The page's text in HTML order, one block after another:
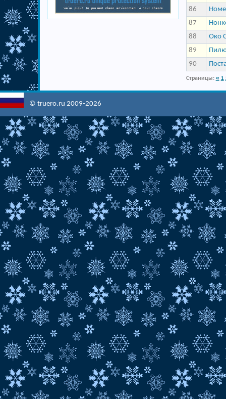
86
87
88
Око
89
90
Страницы: « 1
© truero.ru 2009-2026